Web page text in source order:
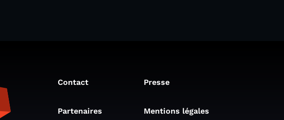
Contact Presse
Partenaires Mentions légales